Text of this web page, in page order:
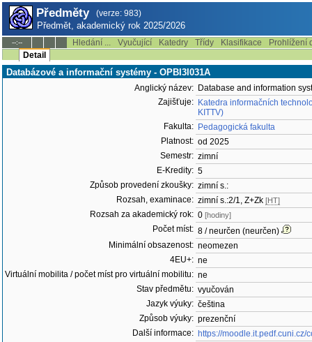
Předměty (verze: 983)
Předmět, akademický rok 2025/2026
--:-- Hledání ... Vyučující Katedry Třídy Klasifikace
Prohlížení
Detail
Databázové a informační systémy - OPBI3I031A
Anglický název: Database and information
Zajišťuje: Katedra informačních
KITTV)
Fakulta: Pedagogická fakulta
Platnost: od 2025
Semestr: zimní
E-Kredity: 5
Způsob provedení zkoušky: zimní s.:
Rozsah, examinace: zimní s.:2/1, Z+Zk [HT]
Rozsah za akademický rok: 0 [hodiny]
Počet míst: 8 / neurčen (neurčen)
Minimální obsazenost: neomezen
4EU+: ne
Virtuální mobilita / počet míst pro virtuální mobilitu: ne
Stav předmětu: vyučován
Jazyk výuky: čeština
Způsob výuky: prezenční
Další informace: https://moodle.it.pedf.cuni.cz/